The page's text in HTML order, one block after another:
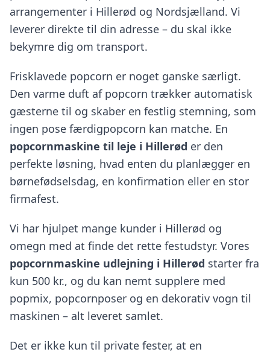
arrangementer i Hillerød og Nordsjælland. Vi
leverer direkte til din adresse – du skal ikke
bekymre dig om transport.
Frisklavede popcorn er noget ganske særligt.
Den varme duft af popcorn trækker automatisk
gæsterne til og skaber en festlig stemning, som
ingen pose færdigpopcorn kan matche. En
popcornmaskine til leje i Hillerød er den
perfekte løsning, hvad enten du planlægger en
børnefødselsdag, en konfirmation eller en stor
firmafest.
Vi har hjulpet mange kunder i Hillerød og
omegn med at finde det rette festudstyr. Vores
popcornmaskine udlejning i Hillerød starter fra
kun 500 kr., og du kan nemt supplere med
popmix, popcornposer og en dekorativ vogn til
maskinen – alt leveret samlet.
Det er ikke kun til private fester, at en